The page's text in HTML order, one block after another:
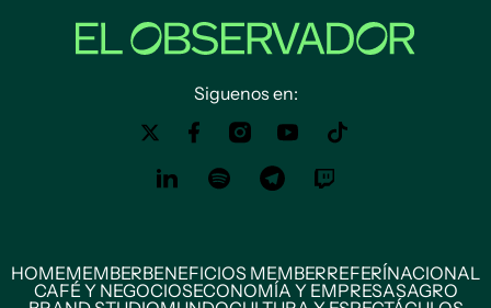
Siguenos en:
HOMEMEMBERBENEFICIOS MEMBERREFERÍNACIONAL
CAFÉ Y NEGOCIOSECONOMÍA Y EMPRESASAGRO